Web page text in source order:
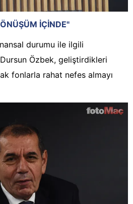
İÇİNDE"
durumu ile ilgili
Özbek, geliştirdikleri
fonlarla rahat nefes almayı